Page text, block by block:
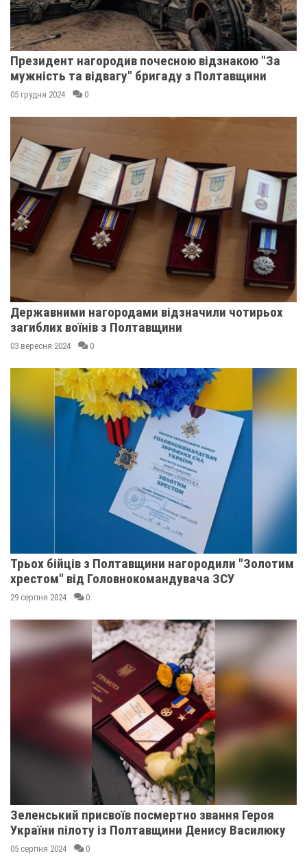
Президент нагородив почесною відзнакою "За
мужність та відвагу" бригаду з Полтавщини
05 грудня 2024 0
Державними нагородами відзначили чотирьох
загиблих воїнів з Полтавщини
03 вересня 2024 0
Трьох бійців з Полтавщини нагородили "Золотим
хрестом" від Головнокомандувача ЗСУ
29 серпня 2024 0
Зеленський присвоїв посмертно звання Героя
України пілоту із Полтавщини Денису Василюку
05 серпня 2024 0